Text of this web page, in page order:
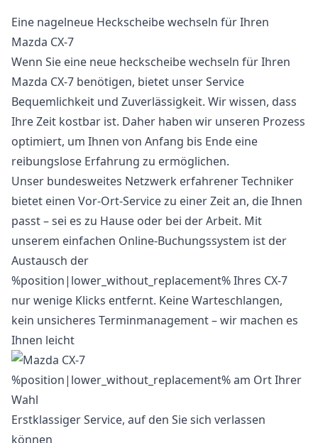
Eine nagelneue Heckscheibe wechseln für Ihren
Mazda CX-7
Wenn Sie eine neue heckscheibe wechseln für Ihren
Mazda CX-7 benötigen, bietet unser Service
Bequemlichkeit und Zuverlässigkeit. Wir wissen, dass
Ihre Zeit kostbar ist. Daher haben wir unseren Prozess
optimiert, um Ihnen von Anfang bis Ende eine
reibungslose Erfahrung zu ermöglichen.
Unser bundesweites Netzwerk erfahrener Techniker
bietet einen Vor-Ort-Service zu einer Zeit an, die Ihnen
passt – sei es zu Hause oder bei der Arbeit. Mit
unserem einfachen Online-Buchungssystem ist der
Austausch der
%position|lower_without_replacement% Ihres CX-7
nur wenige Klicks entfernt. Keine Warteschlangen,
kein unsicheres Terminmanagement – wir machen es
Ihnen leicht
Erstklassiger Service, auf den Sie sich verlassen
können